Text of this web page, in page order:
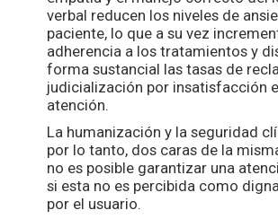
verbal reducen los niveles de
paciente, lo que a su vez
adherencia a los tratamientos y
forma sustancial las tasas de
judicialización por insatisfacción
atención.
La humanización y la seguridad
por lo tanto, dos caras de la
no es posible garantizar una
si esta no es percibida como
por el usuario.